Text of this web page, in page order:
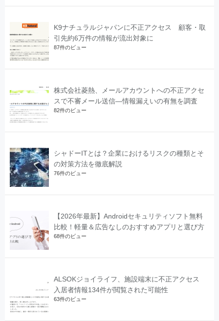
K9ナチュラルジャパンに不正アクセス 顧客・取
引先約6万件の情報が流出対象に
87件のビュー
株式会社菱熱、メールアカウントへの不正アクセ
スで不審メール送信―情報漏えいの有無を調査
82件のビュー
シャドーITとは？企業におけるリスクの種類とそ
の対策方法を徹底解説
76件のビュー
【2026年最新】Androidセキュリティソフト無料
比較！軽量＆広告なしのおすすめアプリと選び方
68件のビュー
ALSOKジョイライフ、施設端末に不正アクセス
入居者情報134件が閲覧された可能性
63件のビュー